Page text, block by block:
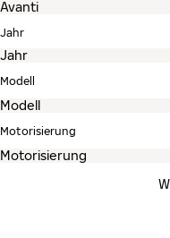
Jahr
Modell
Motorisierung